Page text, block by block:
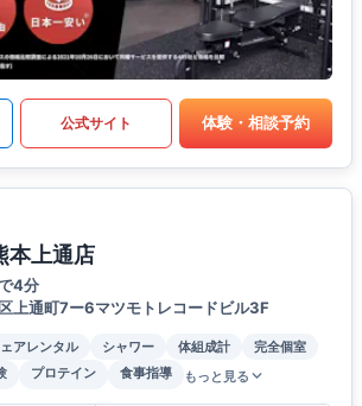
公式サイト 体験・相談予約
本上通店
4分
上通町7ー6マツモトレコードビル3F
アレンタル シャワー 体組成計
完全個室
プロテイン 食事指導 もっと見る